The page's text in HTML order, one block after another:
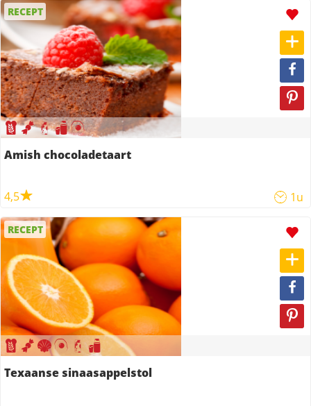
RECEPT
Amish chocoladetaart
4,5 1u
RECEPT
Texaanse sinaasappelstol